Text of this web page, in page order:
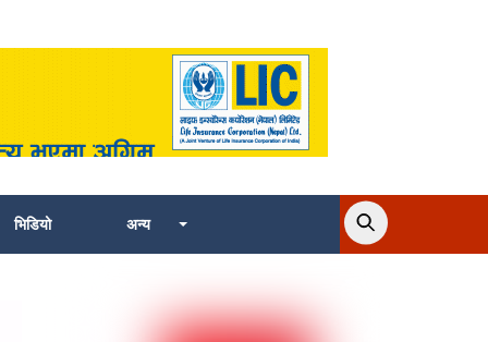
भिडियो अन्य